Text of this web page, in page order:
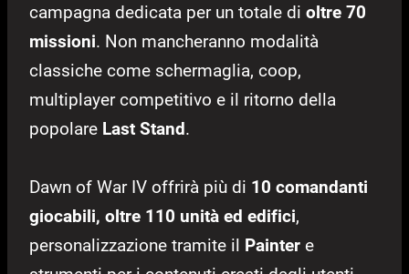
campagna dedicata per un totale di oltre 70
missioni. Non mancheranno modalità
classiche come schermaglia, coop,
multiplayer competitivo e il ritorno della
popolare Last Stand.
Dawn of War IV offrirà più di 10 comandanti
giocabili, oltre 110 unità ed edifici,
personalizzazione tramite il Painter e